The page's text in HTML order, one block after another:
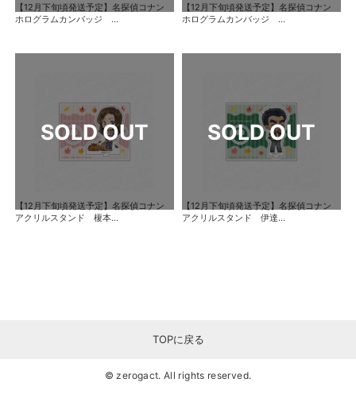
【12月下旬頃発送予定】名探偵コナン
ホログラムカンバッジ ...
【12月下旬頃発送予定】名探偵コナン
ホログラムカンバッジ ...
【12月下旬頃発送予定】名探偵コナン
アクリルスタンド 榎本...
【12月下旬頃発送予定】名探偵コナン
アクリルスタンド 伊達...
TOPに戻る
© zerogact. All rights reserved.